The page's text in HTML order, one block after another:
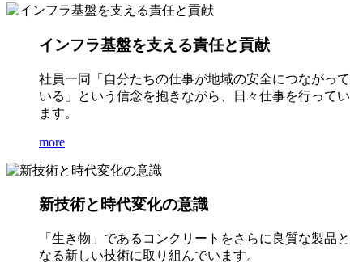
インフラ基盤を支える責任と貢献
社員一同「自分たちの仕事が地域の安全につながって
いる」という信念を抱きながら、日々仕事を行ってい
ます。
more
新技術と時代変化の意識
「生き物」であるコンクリートをさらに良質な製品と
なる新しい技術に取り組んでいます。